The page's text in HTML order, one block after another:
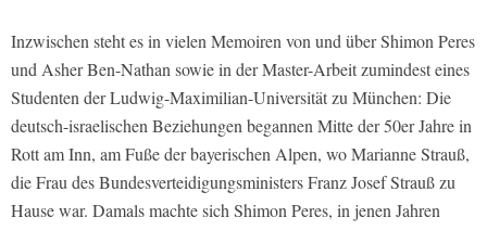
Inzwischen steht es in vielen Memoiren von und über Shimon Peres
und Asher Ben-Nathan sowie in der Master-Arbeit zumindest eines
Studenten der Ludwig-Maximilian-Universität zu München: Die
deutsch-israelischen Beziehungen begannen Mitte der 50er Jahre in
Rott am Inn, am Fuße der bayerischen Alpen, wo Marianne Strauß,
die Frau des Bundesverteidigungsministers Franz Josef Strauß zu
Hause war. Damals machte sich Shimon Peres, in jenen Jahren